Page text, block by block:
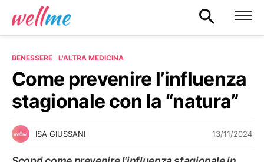
BENESSERE L'ALTRA MEDICINA
Come prevenire l’influenza
stagionale con la “natura”
ISA GIUSSANI 13/11/2024